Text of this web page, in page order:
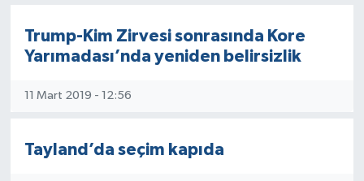
Trump-Kim Zirvesi sonrasında Kore
Yarımadası’nda yeniden belirsizlik
11 Mart 2019 - 12:56
Tayland’da seçim kapıda